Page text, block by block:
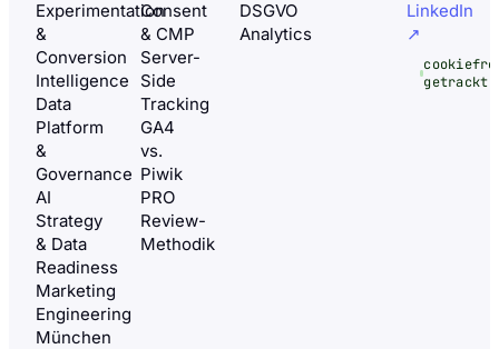
Experimentation
&
Conversion
Intelligence
Data
Platform
&
Governance
AI
Strategy
& Data
Readiness
Marketing
Engineering
München
Consent
& CMP
Server-
Side
Tracking
GA4
vs.
Piwik
PRO
Review-
Methodik
DSGVO
Analytics
LinkedIn
↗
getrackt